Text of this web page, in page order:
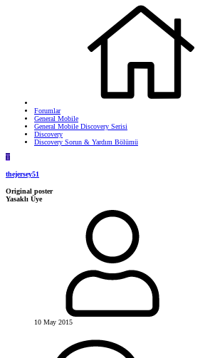
Forumlar
General Mobile
General Mobile Discovery Serisi
Discovery
Discovery Sorun & Yardım Bölümü
T
thejersey51
Original poster
Yasaklı Üye
10 May 2015